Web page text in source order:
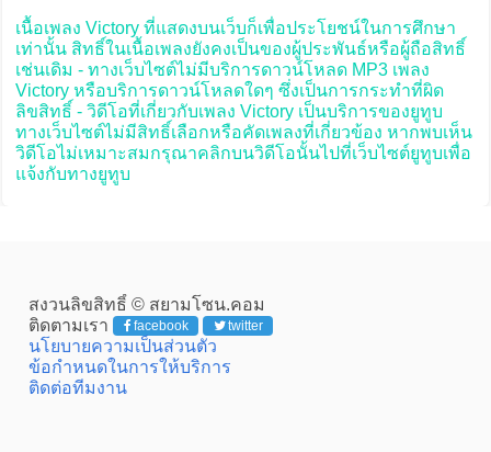
เนื้อเพลง Victory ที่แสดงบนเว็บก็เพื่อประโยชน์ในการศึกษา
เท่านั้น สิทธิ์ในเนื้อเพลงยังคงเป็นของผู้ประพันธ์หรือผู้ถือสิทธิ์
เช่นเดิม - ทางเว็บไซต์ไม่มีบริการดาวน์โหลด MP3 เพลง
Victory หรือบริการดาวน์โหลดใดๆ ซึ่งเป็นการกระทำที่ผิด
ลิขสิทธิ์ - วิดีโอที่เกี่ยวกับเพลง Victory เป็นบริการของยูทูบ
ทางเว็บไซต์ไม่มีสิทธิ์เลือกหรือคัดเพลงที่เกี่ยวข้อง หากพบเห็น
วิดีโอไม่เหมาะสมกรุณาคลิกบนวิดีโอนั้นไปที่เว็บไซต์ยูทูบเพื่อ
แจ้งกับทางยูทูบ
สงวนลิขสิทธิ์ © สยามโซน.คอม
ติดตามเรา
facebook twitter
นโยบายความเป็นส่วนตัว
ข้อกำหนดในการให้บริการ
ติดต่อทีมงาน